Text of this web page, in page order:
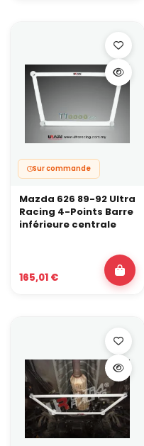
Sur commande
Mazda 626 89-92 Ultra
Racing 4-Points Barre
inférieure centrale
165,01 €